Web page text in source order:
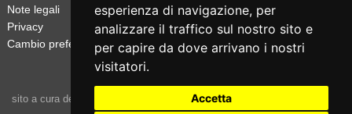
esperienza di navigazione, per
analizzare il traffico sul nostro sito e
per capire da dove arrivano i nostri
visitatori.
Accetta
Note legali
Privacy
Cambio preferenze cookie
sito a cura dell' Ufficio stampa e comunicazione